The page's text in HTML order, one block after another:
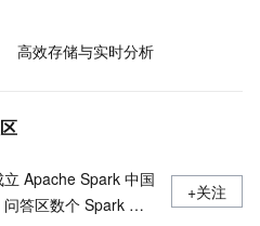
高效存储与实时分析
Apache Spark 中国
答区数个 Spark 技
+关注